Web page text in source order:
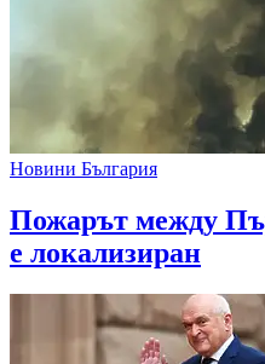
Новини България
Пожарът между
е локализиран